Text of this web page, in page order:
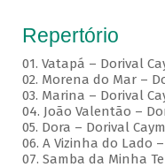
Repertório
01. Vatapá – Dorival
02. Morena do Mar –
03. Marina – Dorival
04. João Valentão –
05. Dora – Dorival
06. A Vizinha do Lado
07. Samba da Minha